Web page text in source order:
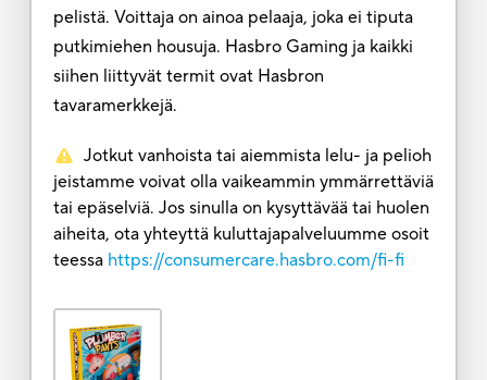
pelistä. Voittaja on ainoa pelaaja, joka ei tiputa
putkimiehen housuja. Hasbro Gaming ja kaikki
siihen liittyvät termit ovat Hasbron
tavaramerkkejä.
Jotkut vanhoista tai aiemmista lelu- ja pelioh
jeistamme voivat olla vaikeammin ymmärrettäviä
tai epäselviä. Jos sinulla on kysyttävää tai huolen
aiheita, ota yhteyttä kuluttajapalveluumme osoit
teessa https://consumercare.hasbro.com/fi-fi